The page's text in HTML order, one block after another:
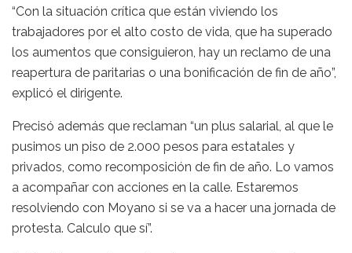
“Con la situación crítica que están viviendo los
trabajadores por el alto costo de vida, que ha superado
los aumentos que consiguieron, hay un reclamo de una
reapertura de paritarias o una bonificación de fin de año”,
explicó el dirigente.
Precisó además que reclaman “un plus salarial, al que le
pusimos un piso de 2.000 pesos para estatales y
privados, como recomposición de fin de año. Lo vamos
a acompañar con acciones en la calle. Estaremos
resolviendo con Moyano si se va a hacer una jornada de
protesta. Calculo que sí”.